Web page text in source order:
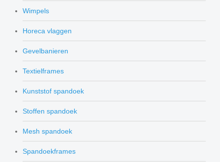
Wimpels
Horeca vlaggen
Gevelbanieren
Textielframes
Kunststof spandoek
Stoffen spandoek
Mesh spandoek
Spandoekframes